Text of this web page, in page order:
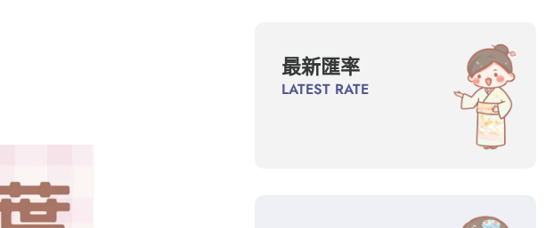
最新匯率
LATEST RATE